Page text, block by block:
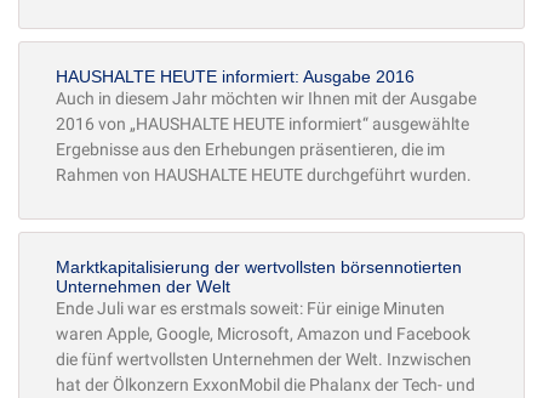
HAUSHALTE HEUTE informiert: Ausgabe 2016
Auch in diesem Jahr möchten wir Ihnen mit der Ausgabe
2016 von „HAUSHALTE HEUTE informiert“ ausgewählte
Ergebnisse aus den Erhebungen präsentieren, die im
Rahmen von HAUSHALTE HEUTE durchgeführt wurden.
Marktkapitalisierung der wertvollsten börsennotierten
Unternehmen der Welt
Ende Juli war es erstmals soweit: Für einige Minuten
waren Apple, Google, Microsoft, Amazon und Facebook
die fünf wertvollsten Unternehmen der Welt. Inzwischen
hat der Ölkonzern ExxonMobil die Phalanx der Tech- und